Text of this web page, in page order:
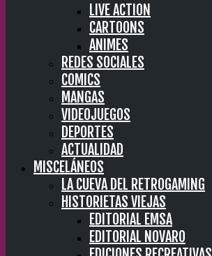
LIVE ACTION
CARTOONS
ANIMES
REDES SOCIALES
COMICS
MANGAS
VIDEOJUEGOS
DEPORTES
ACTUALIDAD
MISCELÁNEOS
LA CUEVA DEL RETROGAMING
HISTORIETAS VIEJAS
EDITORIAL EMSA
EDITORIAL NOVARO